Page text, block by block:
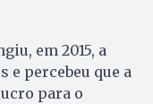
em 2015, a
e percebeu que a
para o